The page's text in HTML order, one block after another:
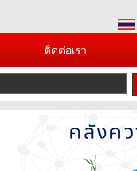
ติดต่อเรา